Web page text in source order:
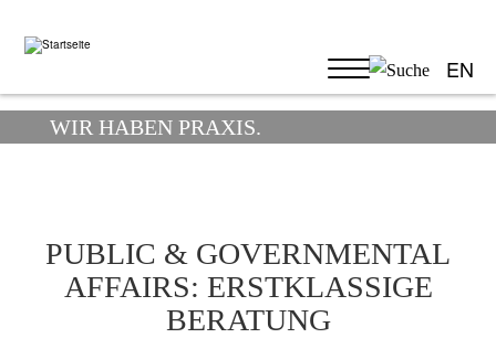
Inhalt
EN
WIR HABEN PRAXIS.
PUBLIC & GOVERNMENTAL
AFFAIRS: ERSTKLASSIGE
BERATUNG